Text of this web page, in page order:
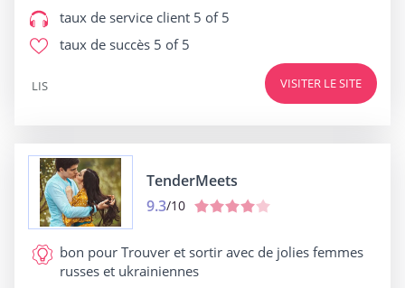
taux de service client 5 of 5
taux de succès 5 of 5
VISITER LE SITE
LIS
TenderMeets
9.3/10
bon pour Trouver et sortir avec de jolies femmes
russes et ukrainiennes